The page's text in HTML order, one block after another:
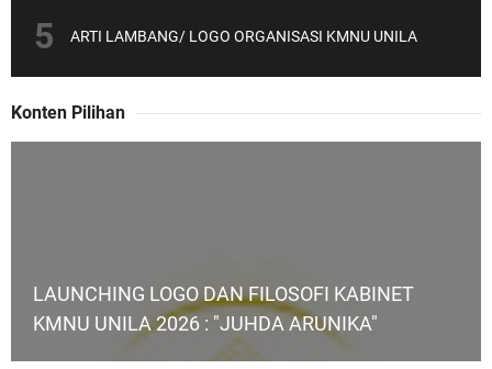
ARTI LAMBANG/ LOGO ORGANISASI KMNU UNILA
Konten Pilihan
LAUNCHING LOGO DAN FILOSOFI KABINET
KMNU UNILA 2026 : "JUHDA ARUNIKA"